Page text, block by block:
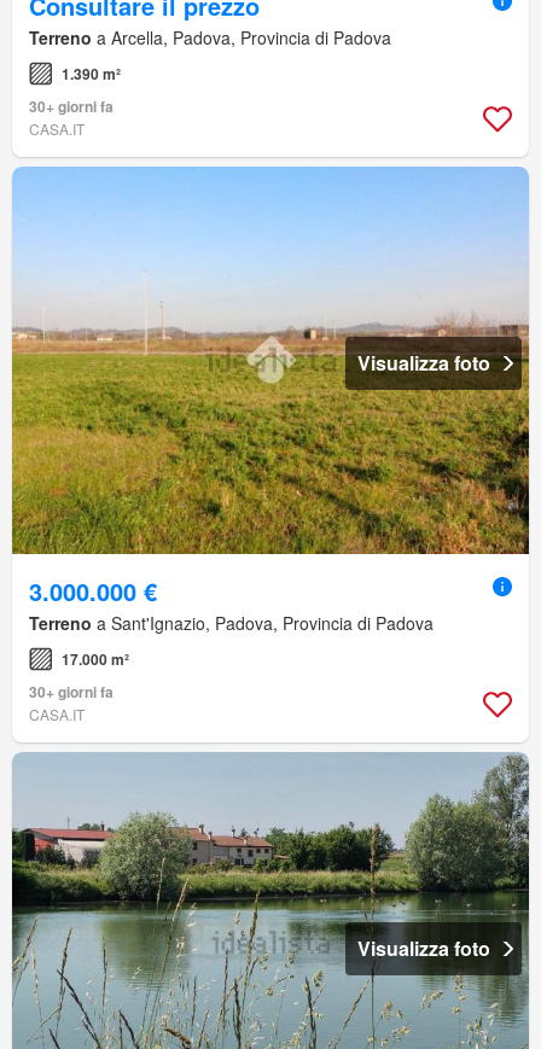
Terreno a Arcella, Padova, Provincia di Padova
1.390 m²
30+ giorni fa
CASA.IT
Visualizza foto
3.000.000 €
Terreno a Sant'Ignazio, Padova, Provincia di Padova
17.000 m²
30+ giorni fa
CASA.IT
Visualizza foto